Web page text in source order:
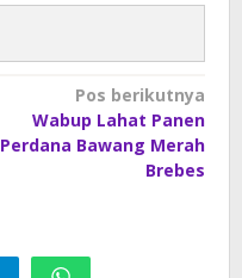
Pos berikutnya
Wabup Lahat Panen
Perdana Bawang Merah
Brebes